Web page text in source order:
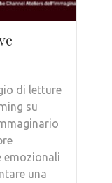
di letture
su
emozionali
una